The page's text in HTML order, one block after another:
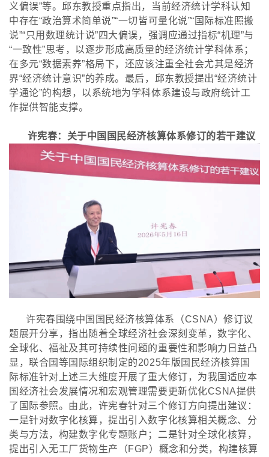
义偏误”等。邱东教授重点指出，当前经济统计学科认知
中存在“政治算术简单说”“一切皆可量化说”“国际标准照搬
说”“只用数理统计说”四大偏误，强调应通过指标“机理”与
“一致性”思考，以逐步形成高质量的经济统计学科体系；
在多元“数据素养”格局下，还应该注重全社会尤其是经济
界“经济统计意识”的养成。最后，邱东教授提出“经济统计
学通论”的构想，以系统地为学科体系建设与政府统计工
作提供智能支撑。
许宪春：关于中国国民经济核算体系修订的若干建议
许宪春围绕中国国民经济核算体系（CSNA）修订议
题展开分享，指出随着全球经济社会深刻变革，数字化、
全球化、福祉及其可持续性问题的重要性和影响力日益凸
显，联合国等国际组织制定的2025年版国民经济核算国
际标准针对上述三大维度开展了重大修订，为我国适应本
国经济社会发展情况和宏观管理需要更新优化CSNA提供
了国际参照。由此，许宪春针对三个修订方向提出建议：
一是针对数字化核算，提出引入数字化核算相关概念、分
类与方法，构建数字化专题账户；二是针对全球化核算，
提出引入无工厂货物生产（FGP）概念和分类，构建核算